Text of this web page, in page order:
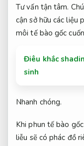
Tư vấn tận tâm.
cận sở hữu các liệu
môi tế bào gốc
Điêu khắc
sinh
Nhanh chóng.
Khi phun tế bào
liễu sẽ có phác đồ